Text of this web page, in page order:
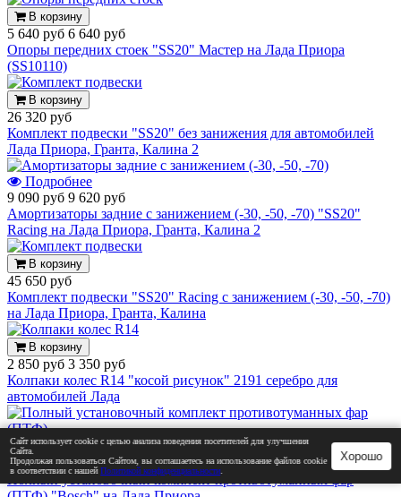
В корзину
5 640 руб 6 640 руб
Опоры передних стоек "SS20" Мастер на Лада Приора
(SS10110)
В корзину
26 320 руб
Комплект подвески "SS20" без занижения для автомобилей
Лада Приора, Гранта, Калина 2
Подробнее
9 090 руб 9 620 руб
Амортизаторы задние с занижением (-30, -50, -70) "SS20"
Racing на Лада Приора, Гранта, Калина 2
В корзину
45 650 руб
Комплект подвески "SS20" Racing с занижением (-30, -50, -70)
на Лада Приора, Гранта, Калина
В корзину
2 850 руб 3 350 руб
Колпаки колес R14 "косой рисунок" 2191 серебро для
автомобилей Лада
В корзину
3 940 руб
Полный установочный комплект противотуманных фар
Сайт использует cookie с целью анализа поведения посетителей для улучшения
Сайта.
Продолжая пользоваться Сайтом, вы соглашаетесь на использование файлов cookie
в соответствии с нашейПолитикой конфиденциальности.
Хорошо